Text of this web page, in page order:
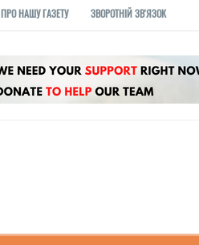
ПРО НАШУ ГАЗЕТУ ЗВОРОТНІЙ ЗВ'ЯЗОК